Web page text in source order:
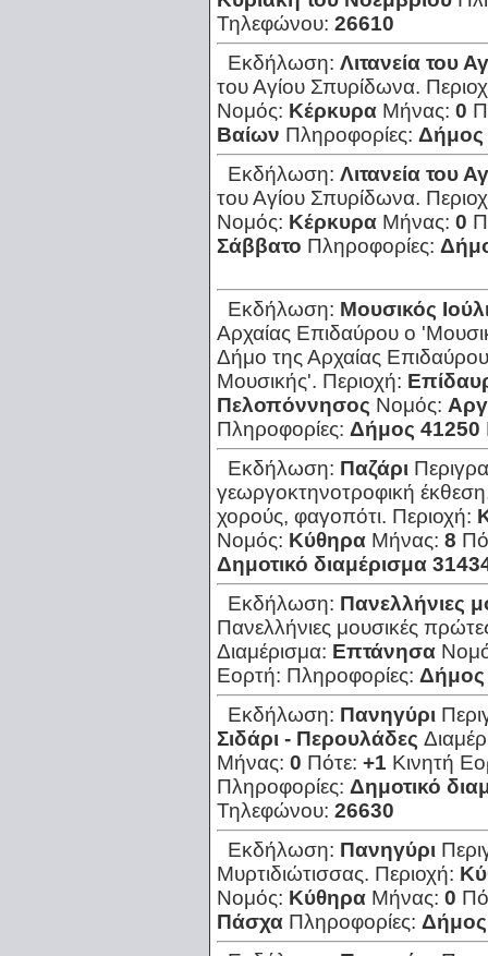
Τηλεφώνου: 26610
Εκδήλωση: Λιτανεία του
του Αγίου Σπυρίδωνα.
Νομός: Κέρκυρα Μήνας: 0
Βαίων Πληροφορίες: Δήμος
Εκδήλωση: Λιτανεία του
του Αγίου Σπυρίδωνα.
Νομός: Κέρκυρα Μήνας: 0
Σάββατο Πληροφορίες:
Εκδήλωση: Μουσικός
Αρχαίας Επιδαύρου ο
Δήμο της Αρχαίας
Μουσικής'. Περιοχή:
Πελοπόννησος Νομός:
Πληροφορίες: Δήμος 41250
Εκδήλωση: Παζάρι
γεωργοκτηνοτροφική
χορούς, φαγοπότι. Περιοχή:
Νομός: Κύθηρα Μήνας: 8
Δημοτικό διαμέρισμα
Εκδήλωση: Πανελλήνιες
Πανελλήνιες μουσικές
Διαμέρισμα: Επτάνησα
Εορτή: Πληροφορίες: Δήμος
Εκδήλωση: Πανηγύρι
Σιδάρι - Περουλάδες
Μήνας: 0 Πότε: +1 Κινητή
Πληροφορίες: Δημοτικό
Τηλεφώνου: 26630
Εκδήλωση: Πανηγύρι
Μυρτιδιώτισσας. Περιοχή:
Νομός: Κύθηρα Μήνας: 0
Πάσχα Πληροφορίες: